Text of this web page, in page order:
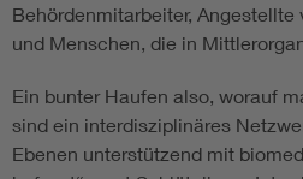
Behördenmitarbeiter, Angestellte
und Menschen, die in
Ein bunter Haufen also, worauf
sind ein interdisziplinäres
Ebenen unterstützend mit